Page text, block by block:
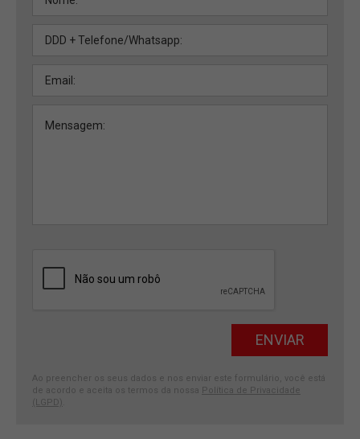
Ao preencher os seus dados e nos enviar este formulário, você está
de acordo e aceita os termos da nossa Política de Privacidade
(LGPD)